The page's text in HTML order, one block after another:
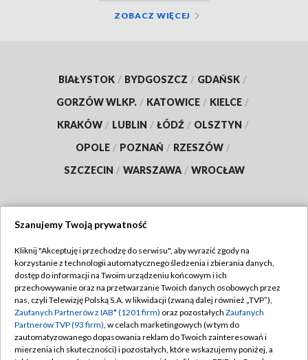
ZOBACZ WIĘCEJ
BIAŁYSTOK / BYDGOSZCZ / GDAŃSK /
GORZÓW WLKP. / KATOWICE / KIELCE /
KRAKÓW / LUBLIN / ŁÓDŹ / OLSZTYN /
OPOLE / POZNAŃ / RZESZÓW /
SZCZECIN / WARSZAWA / WROCŁAW
TVP
Abonament TVP
Emisja w TVP
Centrum informacji TVP
Naziemna Telewizja Cyfrowa
Regulamin TVP
Polityka prywatności
Moje zgody
Szanujemy Twoją prywatność
Kliknij "Akceptuję i przechodzę do serwisu", aby wyrazić zgody na
korzystanie z technologii automatycznego śledzenia i zbierania danych,
dostęp do informacji na Twoim urządzeniu końcowym i ich
przechowywanie oraz na przetwarzanie Twoich danych osobowych przez
nas, czyli Telewizję Polską S.A. w likwidacji (zwaną dalej również „TVP”),
Zaufanych Partnerów z IAB* (1201 firm) oraz pozostałych Zaufanych
Partnerów TVP (93 firm), w celach marketingowych (w tym do
zautomatyzowanego dopasowania reklam do Twoich zainteresowań i
mierzenia ich skuteczności) i pozostałych, które wskazujemy poniżej, a